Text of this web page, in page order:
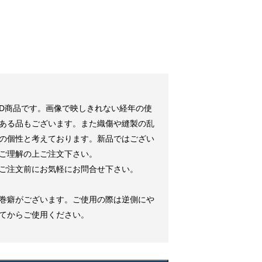
商品です。画像で映しきれない経年の使
る品もございます。また織傷や縫製の乱
個性と考えております。新品ではござい
理解の上ご注文下さい。
注文前にお気軽にお問合せ下さい。
癖がございます。ご使用の際は逆側にや
からご使用ください。